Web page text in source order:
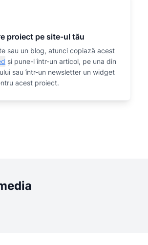
proiect pe site-ul tău
sau un blog, atunci copiază acest
și pune-l într-un articol, pe una din
sau într-un newsletter un widget
acest proiect.